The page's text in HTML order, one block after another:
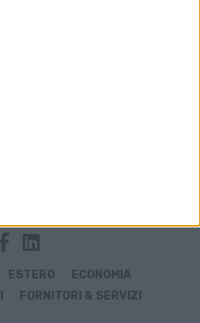
ESTERO
ECONOMIA
FORNITORI & SERVIZI